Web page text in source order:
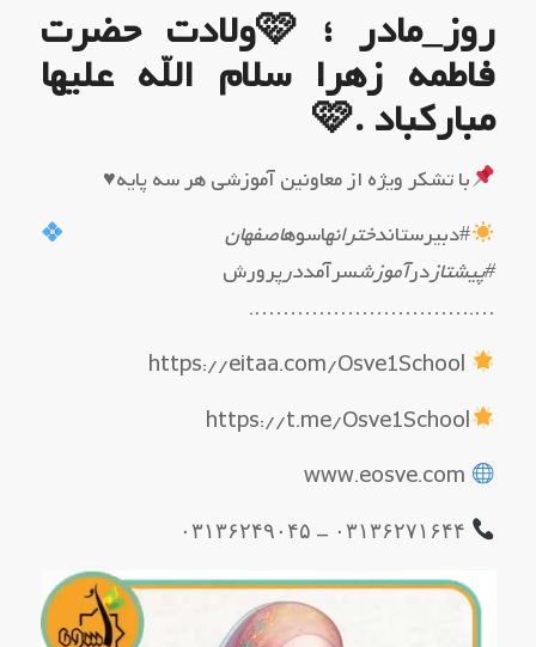
روز_مادر ؛ 🩷ولادت حضرت
فاطمه زهرا سلام الله علیها
مبارکباد .🩷
با تشکر ویژه از معاونین آموزشی هر سه پایه♥️
#دبیرستاندخترانهاسوهاصفهان
#پیشتازدرآموزشسرآمددرپرورش
….………………………….
https://t.me/Osve1School